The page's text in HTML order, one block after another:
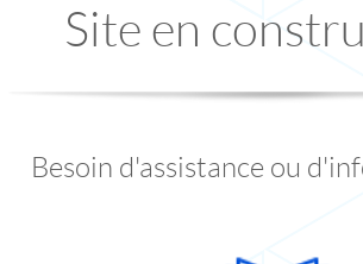
Site en
Besoin d'assistance ou